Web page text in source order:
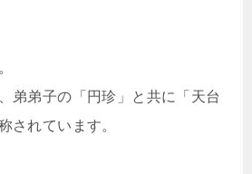
弟弟子の「円珍」と共に「天台
されています。